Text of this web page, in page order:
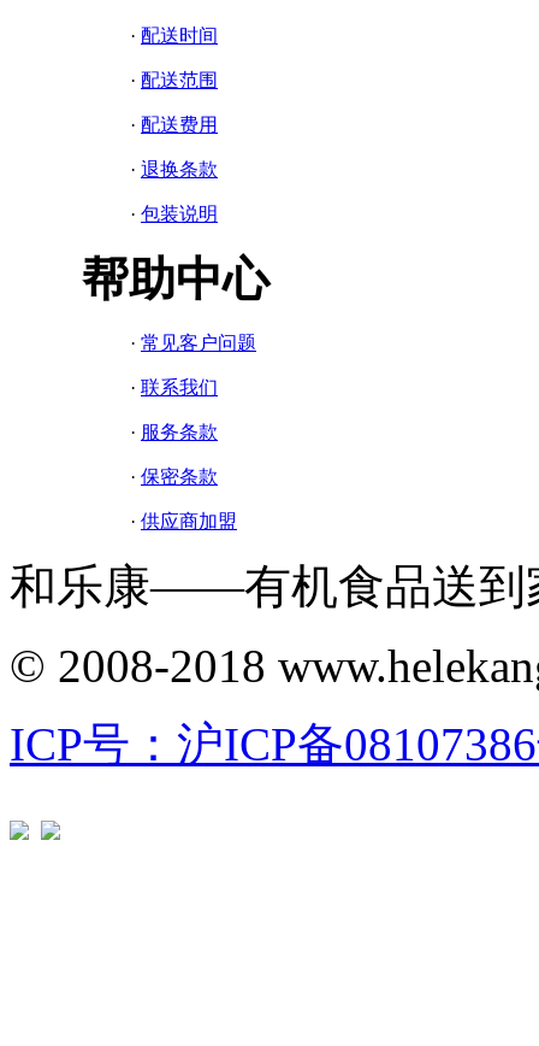
· 配送时间
· 配送范围
· 配送费用
· 退换条款
· 包装说明
帮助中心
· 常见客户问题
· 联系我们
· 服务条款
· 保密条款
· 供应商加盟
和乐康——有机食品送到
© 2008-2018
ICP号：沪ICP备